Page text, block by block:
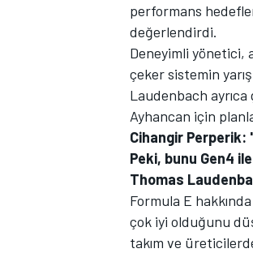
TÜRK SPORCULAR
performans
değerlendirdi.
Deneyimli yönetici,
çeker sistemin
Laudenbach
Ayhancan için
Cihangir Perperik:
Peki, bunu Gen4
Thomas
Formula E
çok iyi olduğunu
takım ve